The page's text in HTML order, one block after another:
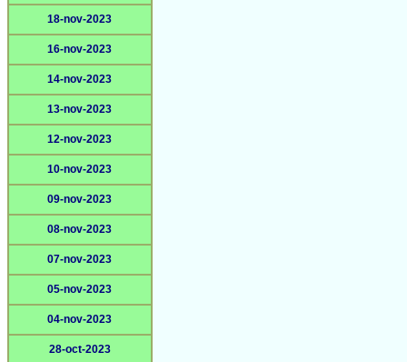
18-nov-2023
16-nov-2023
14-nov-2023
13-nov-2023
12-nov-2023
10-nov-2023
09-nov-2023
08-nov-2023
07-nov-2023
05-nov-2023
04-nov-2023
28-oct-2023